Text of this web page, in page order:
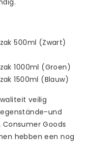
500ml (Zwart)
1000ml (Groen)
1500ml (Blauw)
veilig
und
Goods
hebben een nog